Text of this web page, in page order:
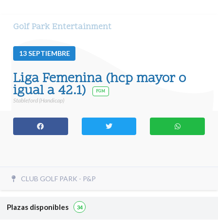
Golf Park Entertainment
13SEPTIEMBRE
Liga Femenina (hcp mayor o
igual a 42.1) FGM
Stableford (Handicap)
CLUB GOLF PARK - P&P
Plazas disponibles 34